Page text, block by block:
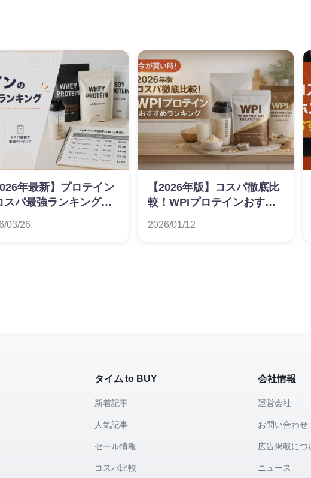
年最新】プロテイン
スパ最強ランキング｜g
03/26
【2026年版】コスパ徹底比
較！WPIプロテインおすす
2026/01/12
タイム to BUY
新着記事
人気記事
セール情報
コスパ比較
会社情報
運営会社
お問い合わせ
広告掲載につ
ニュース